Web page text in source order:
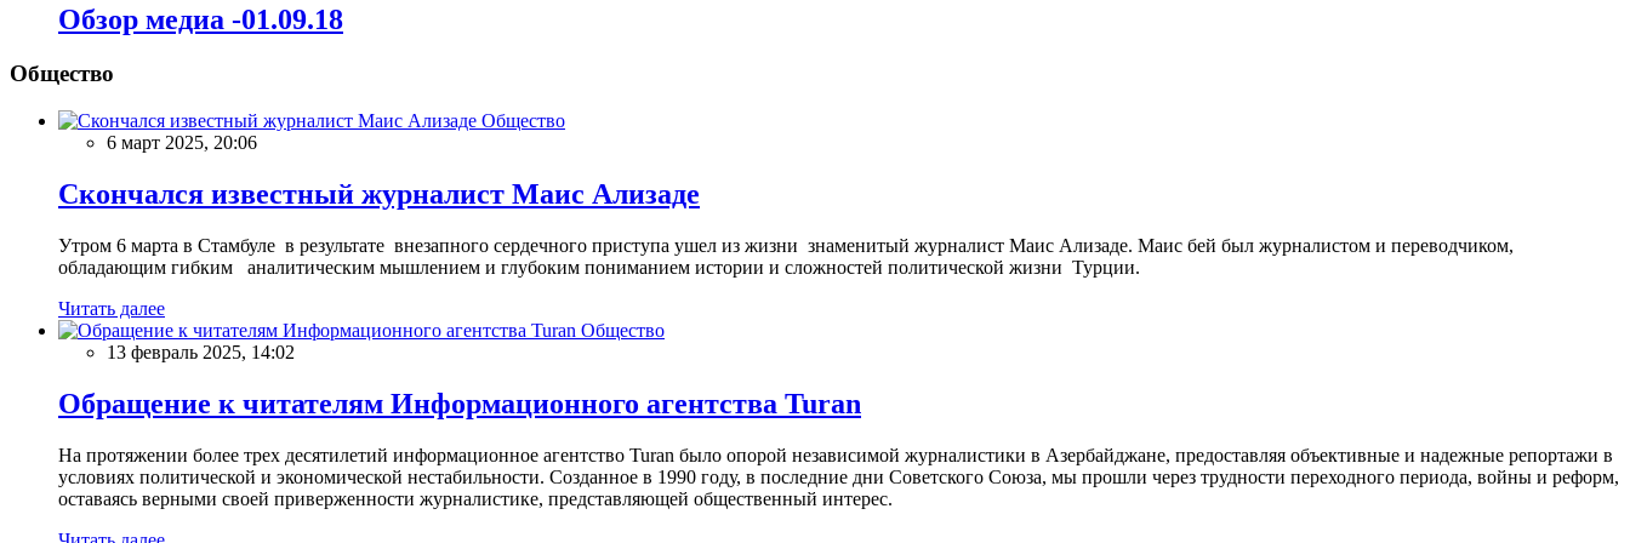
Обзор медиа -01.09.18
Общество
Общество
6 март 2025, 20:06
Скончался известный журналист Маис Ализаде
Утром 6 марта в Стамбуле в результате внезапного сердечного приступа ушел из жизни знаменитый журналист Маис Ализаде. Маис бей был журналистом и переводчиком,
обладающим гибким аналитическим мышлением и глубоким пониманием истории и сложностей политической жизни Турции.
Читать далее
Общество
13 февраль 2025, 14:02
Обращение к читателям Информационного агентства Turan
На протяжении более трех десятилетий информационное агентство Turan было опорой независимой журналистики в Азербайджане, предоставляя объективные и надежные репортажи в
условиях политической и экономической нестабильности. Созданное в 1990 году, в последние дни Советского Союза, мы прошли через трудности переходного периода, войны и реформ,
оставаясь верными своей приверженности журналистике, представляющей общественный интерес.